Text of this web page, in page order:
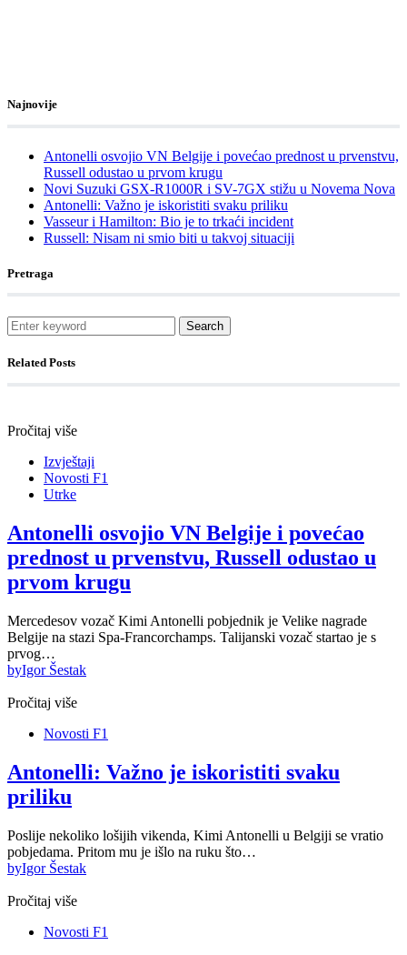
Najnovije
Antonelli osvojio VN Belgije i povećao prednost u prvenstvu,
Russell odustao u prvom krugu
Novi Suzuki GSX-R1000R i SV-7GX stižu u Novema Nova
Antonelli: Važno je iskoristiti svaku priliku
Vasseur i Hamilton: Bio je to trkaći incident
Russell: Nisam ni smio biti u takvoj situaciji
Pretraga
Search
Related Posts
Pročitaj više
Izvještaji
Novosti F1
Utrke
Antonelli osvojio VN Belgije i povećao
prednost u prvenstvu, Russell odustao u
prvom krugu
Mercedesov vozač Kimi Antonelli pobjednik je Velike nagrade
Belgije na stazi Spa-Francorchamps. Talijanski vozač startao je s
prvog…
byIgor Šestak
Pročitaj više
Novosti F1
Antonelli: Važno je iskoristiti svaku
priliku
Poslije nekoliko lošijih vikenda, Kimi Antonelli u Belgiji se vratio
pobjedama. Pritom mu je išlo na ruku što…
byIgor Šestak
Pročitaj više
Novosti F1